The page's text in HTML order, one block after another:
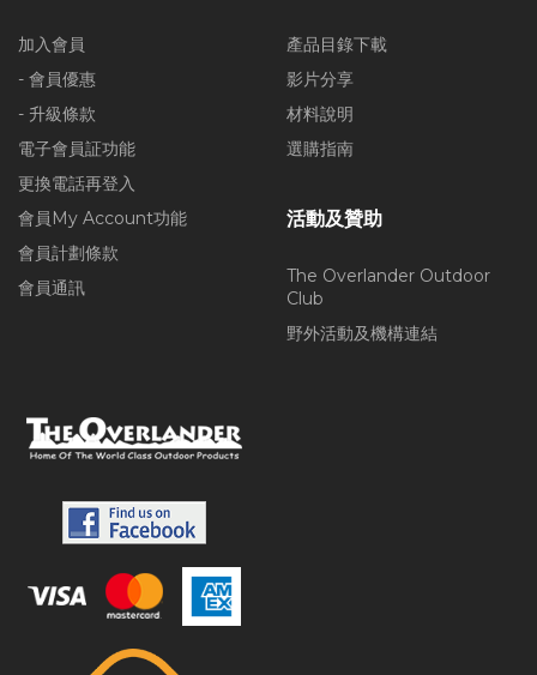
加入會員
- 會員優惠
- 升級條款
電子會員証功能
更換電話再登入
會員My Account功能
會員計劃條款
會員通訊
產品目錄下載
影片分享
材料說明
選購指南
活動及贊助
The Overlander Outdoor
Club
野外活動及機構連結